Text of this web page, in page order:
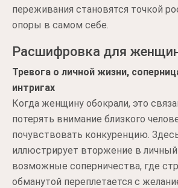
переживания становятся точкой
опоры в самом себе.
Расшифровка для
Тревога о личной жизни,
интригах
Когда женщину обокрали, это
потерять внимание близкого
почувствовать конкуренцию.
иллюстрирует вторжение в
возможные соперничества, где
обманутой переплетается с